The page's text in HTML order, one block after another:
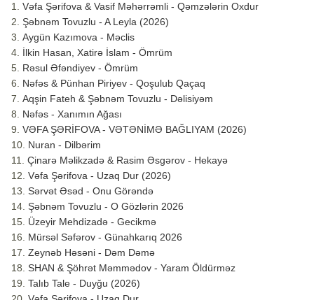
Vəfa Şərifova & Vasif Məhərrəmli - Qəmzələrin Oxdur
Şəbnəm Tovuzlu - A Leyla (2026)
Aygün Kazımova - Məclis
İlkin Hasan, Xatirə İslam - Ömrüm
Rəsul Əfəndiyev - Ömrüm
Nəfəs & Pünhan Piriyev - Qoşulub Qaçaq
Aqşin Fateh & Şəbnəm Tovuzlu - Dəlisiyəm
Nəfəs - Xanımın Ağası
VƏFA ŞƏRİFOVA - VƏTƏNİMƏ BAĞLIYAM (2026)
Nuran - Dilbərim
Çinarə Məlikzadə & Rasim Əsgərov - Hekayə
Vəfa Şərifova - Uzaq Dur (2026)
Sərvət Əsəd - Onu Görəndə
Şəbnəm Tovuzlu - O Gözlərin 2026
Üzeyir Mehdizadə - Gecikmə
Mürsəl Səfərov - Günahkarıq 2026
Zeynəb Həsəni - Dəm Dəmə
SHAN & Şöhrət Məmmədov - Yaram Öldürməz
Talıb Tale - Duyğu (2026)